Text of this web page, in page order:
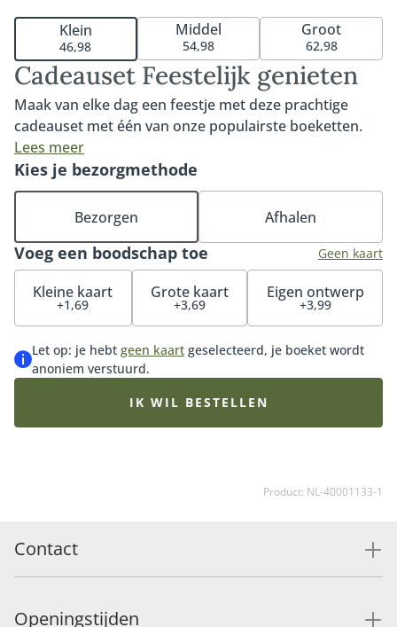
Cadeauset Feestelijk genieten
Maak van elke dag een feestje met deze prachtige
cadeauset met één van onze populairste boeketten.
Warm, liefdevol en met de mooiste bloemen van dit
moment. Het boeket wordt bezorgd inclusief onze
handgemaakte bonbons in luxe giftset. Deze 9
bonbons zijn gevuld met een romige en zachte
pralinévulling in de smaken pecan, amandel,
hazelnoot, pistache en cashew. Een ware must voor de
echte bloemen- en chocoladeliefhebber.
Lees meer
Klein
46,98
Middel
54,98
Groot
62,98
Voeg een boodschap toe Geen kaart
Kleine kaart
+1,69
Grote kaart
+3,69
Eigen ontwerp
+3,99
Let op: je hebt geen kaart geselecteerd, je boeket wordt
anoniem verstuurd.
Kies je bezorgmethode
Bezorgen Afhalen
IK WIL BESTELLEN
Product: NL-40001133-1
Contact
Openingstijden